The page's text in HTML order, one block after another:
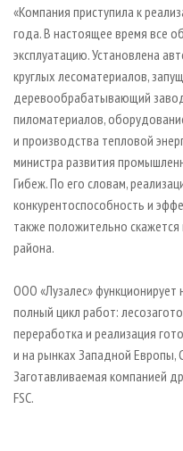
«Компания приступила к
года. В настоящее время все
эксплуатацию. Установлена
круглых лесоматериалов,
деревообрабатывающий
пиломатериалов,
и производства тепловой
министра развития
Гибеж. По его словам,
конкурентоспособность и
также положительно скажется
района.
ООО «Лузалес» функционирует
полный цикл работ:
переработка и реализация
и на рынках Западной Европы,
Заготавливаемая компанией
FSC.